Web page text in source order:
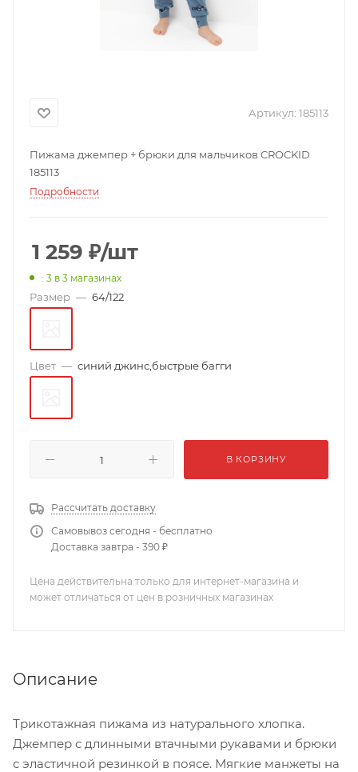
Артикул: 185113
Пижама джемпер + брюки для мальчиков CROCKID
185113
Подробности
1 259 ₽/шт
: 3 в 3 магазинах
Размер — 64/122
Цвет — синий джинс,быстрые багги
В КОРЗИНУ
Рассчитать доставку
Самовывоз сегодня - бесплатно
Доставка завтра - 390 ₽
Цена действительна только для интернет-магазина и
может отличаться от цен в розничных магазинах
Описание
Трикотажная пижама из натурального хлопка.
Джемпер с длинными втачными рукавами и брюки
с эластичной резинкой в поясе. Мягкие манжеты на